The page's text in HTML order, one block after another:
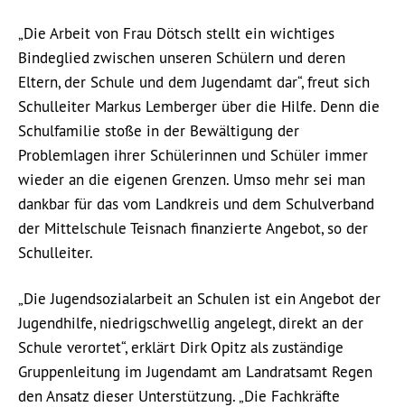
„Die Arbeit von Frau Dötsch stellt ein wichtiges
Bindeglied zwischen unseren Schülern und deren
Eltern, der Schule und dem Jugendamt dar“, freut sich
Schulleiter Markus Lemberger über die Hilfe. Denn die
Schulfamilie stoße in der Bewältigung der
Problemlagen ihrer Schülerinnen und Schüler immer
wieder an die eigenen Grenzen. Umso mehr sei man
dankbar für das vom Landkreis und dem Schulverband
der Mittelschule Teisnach finanzierte Angebot, so der
Schulleiter.
„Die Jugendsozialarbeit an Schulen ist ein Angebot der
Jugendhilfe, niedrigschwellig angelegt, direkt an der
Schule verortet“, erklärt Dirk Opitz als zuständige
Gruppenleitung im Jugendamt am Landratsamt Regen
den Ansatz dieser Unterstützung. „Die Fachkräfte